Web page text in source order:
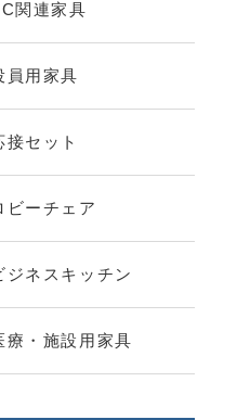
関連家具
員用家具
接セット
ビーチェア
ジネスキッチン
療・施設用家具